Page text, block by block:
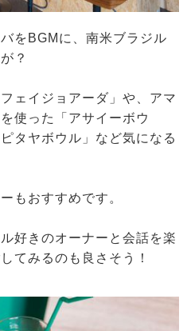
をBGMに、南米ブラジル
？
ェイジョアーダ」や、アマ
使った「アサイーボウ
タヤボウル」など気になる
もおすすめです。
好きのオーナーと会話を楽
てみるのも良さそう！